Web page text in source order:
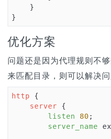
}
优化方案
问题还是因为代理规则不
来匹配目录，则可以解决
http {
server {
listen
80 ;
server_name